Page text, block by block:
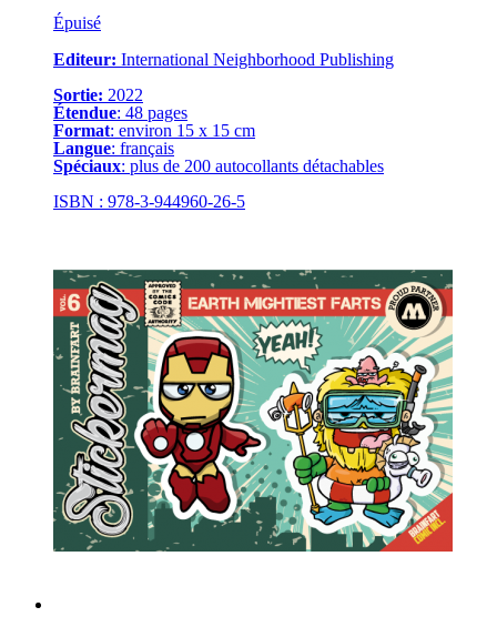
Épuisé
Editeur: International Neighborhood Publishing
Sortie: 2022
Étendue: 48 pages
Format: environ 15 x 15 cm
Langue: français
Spéciaux: plus de 200 autocollants détachables
ISBN : 978-3-944960-26-5